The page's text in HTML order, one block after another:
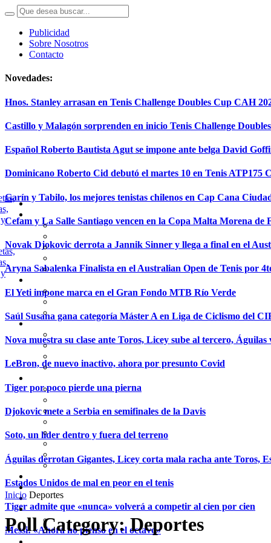
Publicidad
Sobre Nosotros
Contacto
Novedades:
Hnos. Stanley arrasan en Tenis Challenge Doubles Cup CAH
Castillo y Malagón sorprenden en inicio Tenis Challenge
Español Roberto Bautista Agut se impone ante belga David
Dominicano Roberto Cid debutó el martes 10 en Tenis ATP175
Garín y Tabilo, los mejores tenistas chilenos en Cap Cana
Cefam y La Salle Santiago vencen en la Copa Malta Morena de
Novak Djokovic derrota a Jannik Sinner y llega a final en el
Aryna Sabalenka Finalista en el Australian Open de Tenis por
El Yeti impone marca en el Gran Fondo MTB Río Verde
Saúl Susana gana categoría Máster A en Liga de Ciclismo del
Nova muestra su clase ante Toros, Licey sube al tercero, Águilas
LeBron, de nuevo inactivo, ahora por presunto Covid
Tiger por poco pierde una pierna
Djokovic mete a Serbia en semifinales de la Davis
Soto, un líder dentro y fuera del terreno
Águilas derrotan Gigantes, Licey corta mala racha ante Toros,
Estados Unidos de mal en peor en el tenis
Tiger admite que «nunca» volverá a competir al cien por cien
Messi: «Ahora no pienso en el octavo»
Inicio Deportes
Poll Category:Deportes